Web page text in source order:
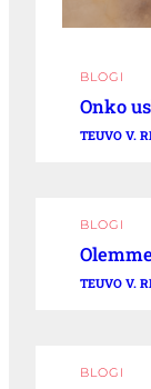
BLOGI
Onko
TEUVO V.
BLOGI
TEUVO V.
BLOGI